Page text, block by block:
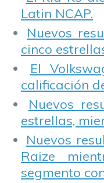
Latin NCAP.
Nuevos
cinco
El
calificación
Nuevos
estrellas,
Nuevos
Raize
segmento